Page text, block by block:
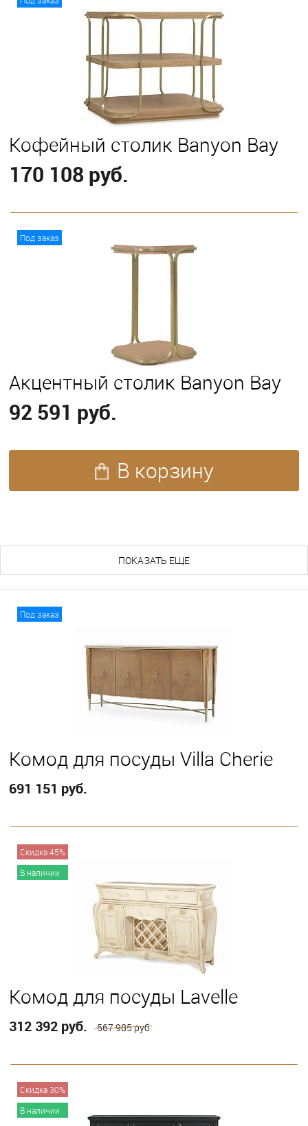
Кофейный столик Banyon Bay
170 108 руб.
Под заказ
Акцентный столик Banyon Bay
92 591 руб.
В корзину
ПОКАЗАТЬ ЕЩЕ
Под заказ
Комод для посуды Villa Cherie
691 151 руб.
Скидка 45%
В наличии
Комод для посуды Lavelle
312 392 руб. 567 985 руб.
Скидка 30%
В наличии